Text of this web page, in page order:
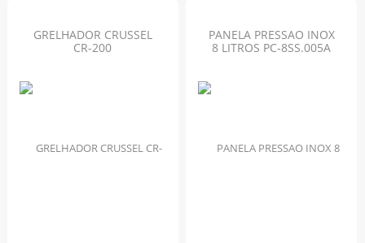
GRELHADOR CRUSSEL
CR-200
PANELA PRESSAO INOX
8 LITROS PC-8SS.005A